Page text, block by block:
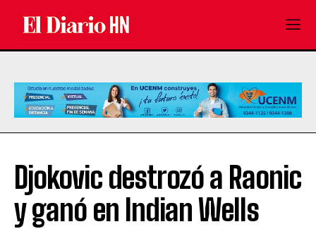
Djokovic destrozó a Raonic
y ganó en Indian Wells